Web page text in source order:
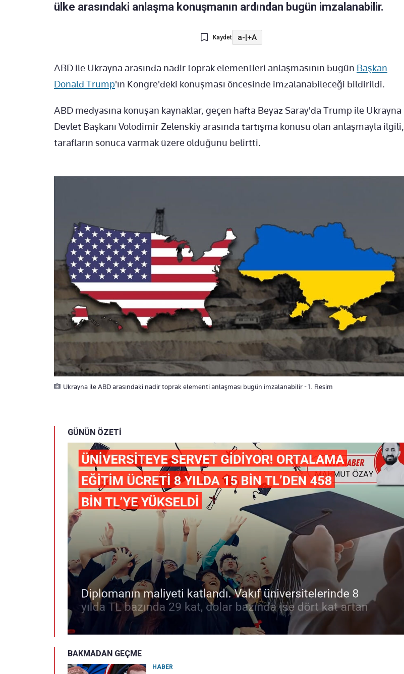
ülke arasındaki anlaşma konuşmanın ardından bugün imzalanabilir.
Kaydet a-|+A
ABD ile Ukrayna arasında nadir toprak elementleri anlaşmasının bugün Başkan
Donald Trump'ın Kongre'deki konuşması öncesinde imzalanabileceği bildirildi.
ABD medyasına konuşan kaynaklar, geçen hafta Beyaz Saray'da Trump ile Ukrayna
Devlet Başkanı Volodimir Zelenskiy arasında tartışma konusu olan anlaşmayla ilgili,
tarafların sonuca varmak üzere olduğunu belirtti.
Ukrayna ile ABD arasındaki nadir toprak elementi anlaşması bugün imzalanabilir - 1. Resim
GÜNÜN ÖZETİ
BAKMADAN GEÇME
HABER